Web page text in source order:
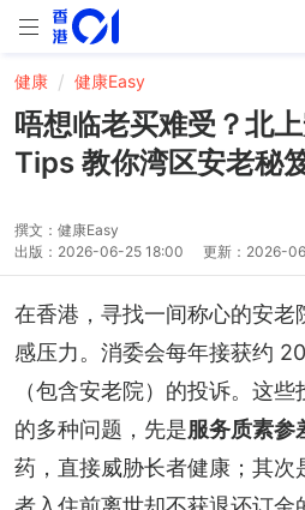
健康 健康Easy
唔想临老买难受？北
Tips 教你湾区安老秘
撰文： 健康Easy
出版： 2026-06-25 18:00 更新： 2026-
在香港，寻找一间称心的安老
感压力。消委会每年接获约
（包含安老院）的投诉。这
的多种问题，先是服务质素参
药，直接威胁长者健康；其次